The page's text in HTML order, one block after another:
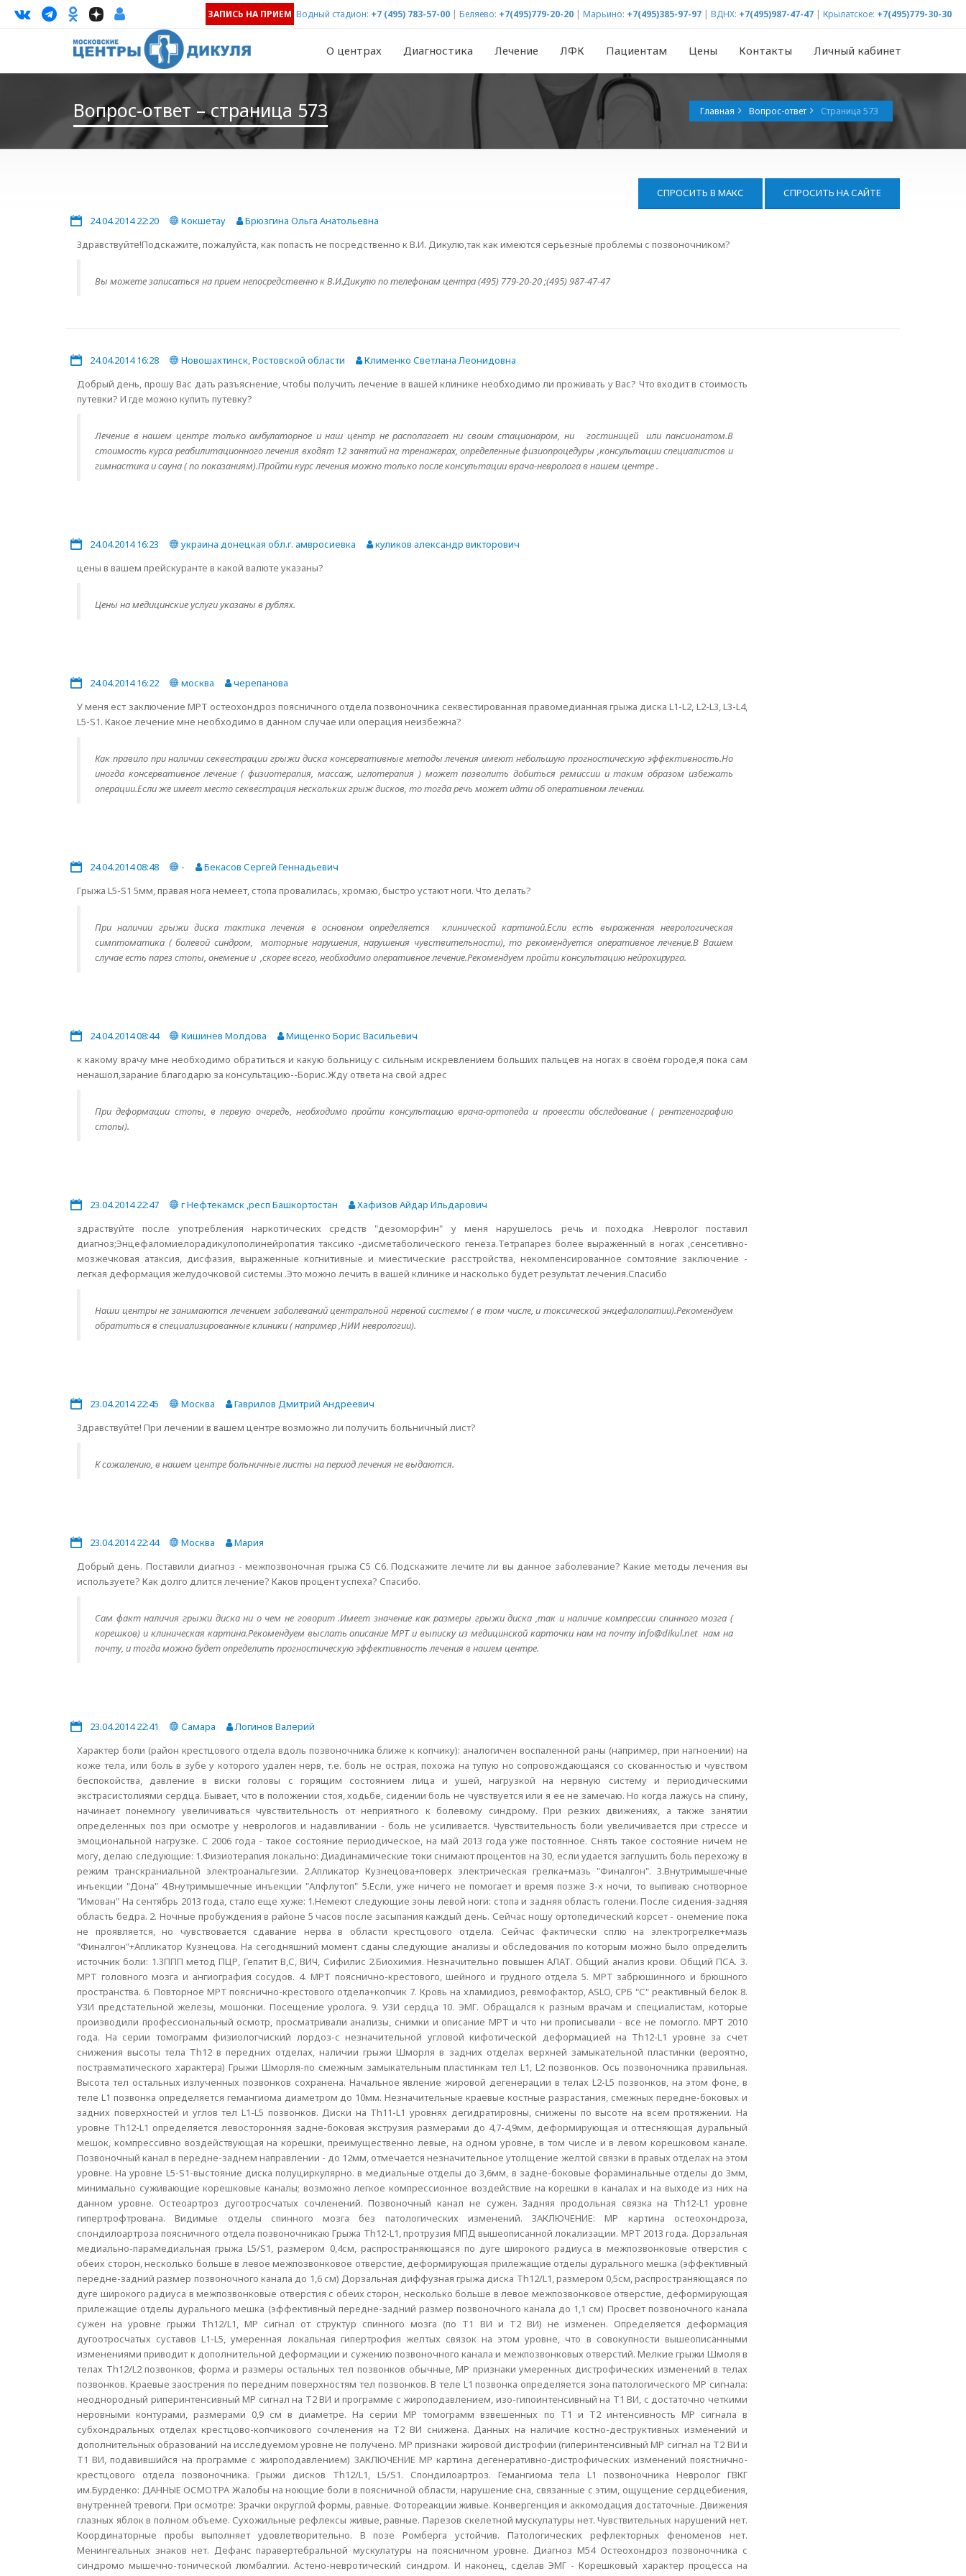
ЗАПИСЬ НА ПРИЕМ Водный стадион: +7 (495) 783-57-00 | Беляево: +7(495)779-20-20 | Марьино: +7(495)385-97-97 | ВДНХ: +7(495)987-47-47 | Крылатское: +7(495)779-30-30
О центрах Диагностика Лечение ЛФК Пациентам Цены Контакты Личный кабинет
Вопрос-ответ – страница 573 Главная Вопрос-ответ Страница 573
СПРОСИТЬ В МАКС СПРОСИТЬ НА САЙТЕ
24.04.2014 22:20 Кокшетау
Брюзгина Ольга Анатольевна
Здравствуйте!Подскажите, пожалуйста, как попасть не посредственно к В.И. Дикулю,так как имеются серьезные проблемы с позвоночником?
Вы можете записаться на прием непосредственно к В.И.Дикулю по телефонам центра(495) 779-20-20 ;(495) 987-47-47
24.04.2014 16:28 Новошахтинск, Ростовской области
Клименко Светлана Леонидовна
Добрый день, прошу Вас дать разъяснение, чтобы получить лечение в вашей клинике необходимо ли проживать у Вас? Что входит в стоимость
путевки? И где можно купить путевку?
Лечение в нашем центре только амбулаторное и наш центр не располагает ни своим стационаром, ни гостиницей или пансионатом.В
стоимость курса реабилитационного лечения входят 12 занятий на тренажерах, определенные физиопроцедуры ,консультации специалистов и
гимнастика и сауна ( по показаниям).Пройти курс лечения можно только после консультации врача-невролога в нашем центре .
24.04.2014 16:23 украина донецкая обл.г. амвросиевка
куликов александр викторович
цены в вашем прейскуранте в какой валюте указаны?
Цены на медицинские услуги указаны в рублях.
24.04.2014 16:22 москва
черепанова
У меня ест заключение МРТ остеохондроз поясничного отдела позвоночника секвестированная правомедианная грыжа диска L1-L2, L2-L3, L3-L4,
L5-S1. Какое лечение мне необходимо в данном случае или операция неизбежна?
Как правило при наличии секвестрации грыжи диска консервативные методы лечения имеют небольшую прогностическую эффективность.Но
иногда консервативное лечение ( физиотерапия, массаж, иглотерапия ) может позволить добиться ремиссии и таким образом избежать
операции.Если же имеет место секвестрация нескольких грыж дисков, то тогда речь может идти об оперативном лечении.
24.04.2014 08:48 -
Бекасов Сергей Геннадьевич
Грыжа L5-S1 5мм, правая нога немеет, стопа провалилась, хромаю, быстро устают ноги. Что делать?
При наличии грыжи диска тактика лечения в основном определяется клинической картиной.Если есть выраженная неврологическая
симптоматика ( болевой синдром, моторные нарушения, нарушения чувствительности), то рекомендуется оперативное лечение.В Вашем
случае есть парез стопы, онемение и ,скорее всего, необходимо оперативное лечение.Рекомендуем пройти консультацию нейрохирурга.
24.04.2014 08:44 Кишинев Молдова
Мищенко Борис Васильевич
к какому врачу мне необходимо обратиться и какую больницу с сильным искревлением больших пальцев на ногах в своём городе,я пока сам
ненашол,зарание благодарю за консультацию--Борис.Жду ответа на свой адрес
При деформации стопы, в первую очередь, необходимо пройти консультацию врача-ортопеда и провести обследование ( рентгенографию
стопы).
23.04.2014 22:47 г Нефтекамск ,респ Башкортостан
Хафизов Айдар Ильдарович
здраствуйте после употребления наркотических средств "дезоморфин" у меня нарушелось речь и походка .Невролог поставил
диагноз;Энцефаломиелорадикулополинейропатия таксико -дисметаболического генеза.Тетрапарез более выраженный в ногах ,сенсетивно-
мозжечковая атаксия, дисфазия, выраженные когнитивные и миестические расстройства, некомпенсированное сомтояние заключение -
легкая деформация желудочковой системы .Это можно лечить в вашей клинике и насколько будет результат лечения.Спасибо
Наши центры не занимаются лечением заболеваний центральной нервной системы ( в том числе, и токсической энцефалопатии).Рекомендуем
обратиться в специализированные клиники ( например ,НИИ неврологии).
23.04.2014 22:45 Москва
Гаврилов Дмитрий Андреевич
Здравствуйте! При лечении в вашем центре возможно ли получить больничный лист?
К сожалению, в нашем центре больничные листы на период лечения не выдаются.
23.04.2014 22:44 Москва
Мария
Добрый день. Поставили диагноз - межпозвоночная грыжа С5 С6. Подскажите лечите ли вы данное заболевание? Какие методы лечения вы
используете? Как долго длится лечение? Каков процент успеха? Спасибо.
Сам факт наличия грыжи диска ни о чем не говорит .Имеет значение как размеры грыжи диска ,так и наличие компрессии спинного мозга (
корешков) и клиническая картина.Рекомендуем выслать описание МРТ и выписку из медицинской карточки нам на почту info@dikul.net нам на
почту, и тогда можно будет определить прогностическую эффективность лечения в нашем центре.
23.04.2014 22:41 Самара
Логинов Валерий
Характер боли (район крестцового отдела вдоль позвоночника ближе к копчику): аналогичен воспаленной раны (например, при нагноении) на
коже тела, или боль в зубе у которого удален нерв, т.е. боль не острая, похожа на тупую но сопровождающаяся со скованностью и чувством
беспокойства, давление в виски головы с горящим состоянием лица и ушей, нагрузкой на нервную систему и периодическими
экстрасистолиями сердца. Бывает, что в положении стоя, ходьбе, сидении боль не чувствуется или я ее не замечаю. Но когда лажусь на спину,
начинает понемногу увеличиваться чувствительность от неприятного к болевому синдрому. При резких движениях, а также занятии
определенных поз при осмотре у неврологов и надавливании - боль не усиливается. Чувствительность боли увеличивается при стрессе и
эмоциональной нагрузке. C 2006 года - такое состояние периодическое, на май 2013 года уже постоянное. Снять такое состояние ничем не
могу, делаю следующие: 1.Физиотерапия локально: Диадинамические токи снимают процентов на 30, если удается заглушить боль перехожу в
режим транскраниальной электроанальгезии. 2.Апликатор Кузнецова+поверх электрическая грелка+мазь "Финалгон". 3.Внутримышечные
инъекции "Дона" 4.Внутримышечные инъекции "Алфлутоп" 5.Если, уже ничего не помогает и время позже 3-х ночи, то выпиваю снотворное
"Имован" На сентябрь 2013 года, стало еще хуже: 1.Немеют следующие зоны левой ноги: стопа и задняя область голени. После сидения-задняя
область бедра. 2. Ночные пробуждения в районе 5 часов после засыпания каждый день. Сейчас ношу ортопедический корсет - онемение пока
не проявляется, но чувствовается сдавание нерва в области крестцового отдела. Сейчас фактически сплю на электрогрелке+мазь
"Финалгон"+Апликатор Кузнецова. На сегодняшний момент сданы следующие анализы и обследования по которым можно было определить
источник боли: 1.ЗППП метод ПЦР, Гепатит В,С, ВИЧ, Сифилис 2.Биохимия. Незначительно повышен АЛАТ. Общий анализ крови. Общий ПСА. 3.
МРТ головного мозга и ангиография сосудов. 4. МРТ пояснично-крестового, шейного и грудного отдела 5. МРТ забрюшинного и брюшного
пространства. 6. Повторное МРТ пояснично-крестового отдела+копчик 7. Кровь на хламидиоз, ревмофактор, ASLO, CРБ "С" реактивный белок 8.
УЗИ предстательной железы, мошонки. Посещение уролога. 9. УЗИ сердца 10. ЭМГ. Обращался к разным врачам и специалистам, которые
производили профессиональный осмотр, просматривали анализы, снимки и описание МРТ и что ни прописывали - все не помогло. МРТ 2010
года. На серии томограмм физиологчиский лордоз-с незначительной угловой кифотической деформацией на Th12-L1 уровне за счет
снижения высоты тела Th12 в передних отделах, наличии грыжи Шморля в задних отделах верхней замыкательной пластинки (вероятно,
постравматического характера) Грыжи Шморля-по смежным замыкательным пластинкам тел L1, L2 позвонков. Ось позвоночника правильная.
Высота тел остальных излученных позвонков сохранена. Начальное явление жировой дегенерации в телах L2-L5 позвонков, на этом фоне, в
теле L1 позвонка определяется гемангиома диаметром до 10мм. Незначительные краевые костные разрастания, смежных передне-боковых и
задних поверхностей и углов тел L1-L5 позвонков. Диски на Th11-L1 уровнях дегидратировны, снижены по высоте на всем протяжении. На
уровне Th12-L1 определяется левосторонняя задне-боковая экструзия размерами до 4,7-4,9мм, деформирующая и оттесняющая дуральный
мешок, компрессивно воздействующая на корешки, преимущественно левые, на одном уровне, в том числе и в левом корешковом канале.
Позвоночный канал в передне-заднем направлении - до 12мм, отмечается незначительное утолщение желтой связки в правых отделах на этом
уровне. На уровне L5-S1-выстояние диска полуциркулярно. в медиальные отделы до 3,6мм, в задне-боковые фораминальные отделы до 3мм,
минимально суживающие корешковые каналы; возможно легкое компрессионное воздействие на корешки в каналах и на выходе из них на
данном уровне. Остеоартроз дугоотросчатых сочленений. Позвоночный канал не сужен. Задняя продольная связка на Th12-L1 уровне
гипертрофтрована. Видимые отделы спинного мозга без патологических изменений. ЗАКЛЮЧЕНИЕ: МР картина остеохондроза,
спондилоартроза поясничного отдела позвоночникаю Грыжа Th12-L1, протрузия МПД вышеописанной локализации. МРТ 2013 года. Дорзальная
медиально-парамедиальная грыжа L5/S1, размером 0,4см, распространяющаяся по дуге широкого радиуса в межпозвонковые отверстия с
обеих сторон, несколько больше в левое межпозвонковое отверстие, деформирующая прилежащие отделы дурального мешка (эффективный
передне-задний размер позвоночного канала до 1,6 см) Дорзальная диффузная грыжа диска Th12/L1, размером 0,5см, распространяющаяся по
дуге широкого радиуса в межпозвонковые отверстия с обеих сторон, несколько больше в левое межпозвонковое отверстие, деформирующая
прилежащие отделы дурального мешка (эффективный передне-задний размер позвоночного канала до 1,1 см) Просвет позвоночного канала
сужен на уровне грыжи Th12/L1, МР сигнал от структур спинного мозга (по T1 ВИ и T2 ВИ) не изменен. Определяется деформация
дугоотросчатых суставов L1-L5, умеренная локальная гипертрофия желтых связок на этом уровне, что в совокупности вышеописанными
изменениями приводит к дополнительной деформации и сужению позвоночного канала и межпозвонковых отверстий. Мелкие грыжи Шмоля в
телах Th12/L2 позвонков, форма и размеры остальных тел позвонков обычные, МР признаки умеренных дистрофических изменений в телах
позвонков. Краевые заострения по передним поверхностям тел позвонков. В теле L1 позвонка определяется зона патологического МР сигнала:
неоднородный риперинтенсивный МР сигнал на Т2 ВИ и программе с жироподавлением, изо-гипоинтенсивный на Т1 ВИ, с достаточно четкими
неровными контурами, размерами 0,9 см в диаметре. На серии МР томограмм взвешенных по Т1 и Т2 интенсивность МР сигнала в
субхондральных отделах крестцово-копчикового сочленения на Т2 ВИ снижена. Данных на наличие костно-деструктивных изменений и
дополнительных образований на исследуемом уровне не получено. МР признаки жировой дистрофии (гиперинтенсивный МР сигнал на Т2 ВИ и
Т1 ВИ, подавившийся на программе с жироподавлением) ЗАКЛЮЧЕНИЕ МР картина дегенеративно-дистрофических изменений поястнично-
крестцового отдела позвоночника. Грыжи дисков Th12/L1, L5/S1. Спондилоартроз. Гемангиома тела L1 позвоночника Невролог ГВКГ
им.Бурденко: ДАННЫЕ ОСМОТРА Жалобы на ноющие боли в поясничной области, нарушение сна, связанные с этим, ощущение сердцебиения,
внутренней тревоги. При осмотре: Зрачки округлой формы, равные. Фотореакции живые. Конвергенция и аккомодация достаточные. Движения
глазных яблок в полном объеме. Сухожильные рефлексы живые, равные. Парезов скелетной мускулатуры нет. Чувствительных нарушений нет.
Координаторные пробы выполняет удовлетворительно. В позе Ромберга устойчив. Патологических рефлекторных феноменов нет.
Менингеальных знаков нет. Дефанс паравертебральной мускулатуры на поясничном уровне. Диагноз М54 Остеохондроз позвоночника с
синдромо мышечно-тонической люмбалгии. Астено-невротический синдром. И наконец, сделав ЭМГ - Корешковый характер процесса на